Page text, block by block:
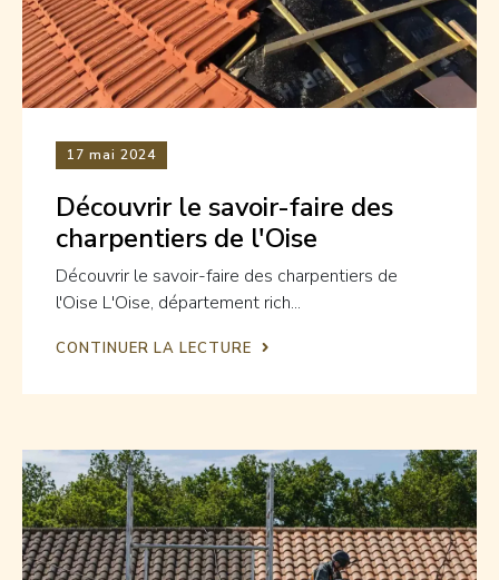
17 mai 2024
Découvrir le savoir-faire des
charpentiers de l'Oise
Découvrir le savoir-faire des charpentiers de
l'Oise L'Oise, département rich...
CONTINUER LA LECTURE